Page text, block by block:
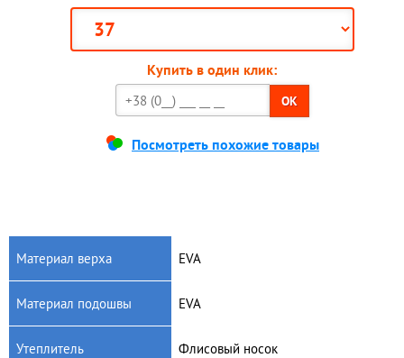
Купить в один клик:
OK
Посмотреть похожие товары
Материал верха EVA
Материал подошвы EVA
Утеплитель Флисовый носок